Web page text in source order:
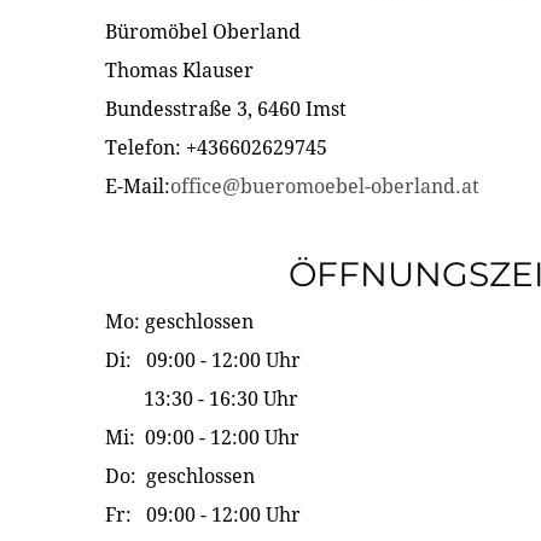
Büromöbel Oberland
Thomas Klauser
Bundesstraße 3, 6460 Imst
Telefon: +436602629745
E-Mail:office@bueromoebel-oberland.at
Mo: geschlossen
Di: 09:00 - 12:00 Uhr
13:30 - 16:30 Uhr
Mi: 09:00 - 12:00 Uhr
Do: geschlossen
Fr: 09:00 - 12:00 Uhr